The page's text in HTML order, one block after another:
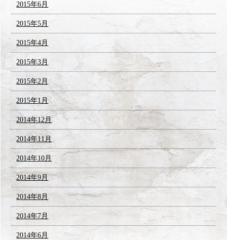
2015年6月
2015年5月
2015年4月
2015年3月
2015年2月
2015年1月
2014年12月
2014年11月
2014年10月
2014年9月
2014年8月
2014年7月
2014年6月